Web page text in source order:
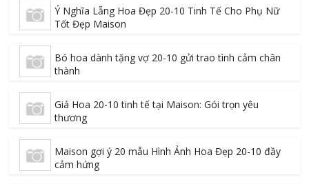
Ý Nghĩa Lẵng Hoa Đẹp 20-10 Tinh Tế Cho Phụ Nữ
Tốt Đẹp Maison
Bó hoa dành tặng vợ 20-10 gửi trao tình cảm chân
thành
Giá Hoa 20-10 tinh tế tại Maison: Gói trọn yêu
thương
Maison gợi ý 20 mẫu Hình Ảnh Hoa Đẹp 20-10 đầy
cảm hứng